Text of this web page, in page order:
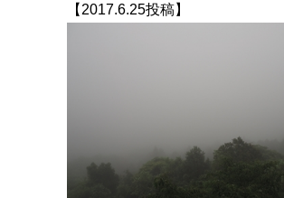
【2017.6.25投稿】